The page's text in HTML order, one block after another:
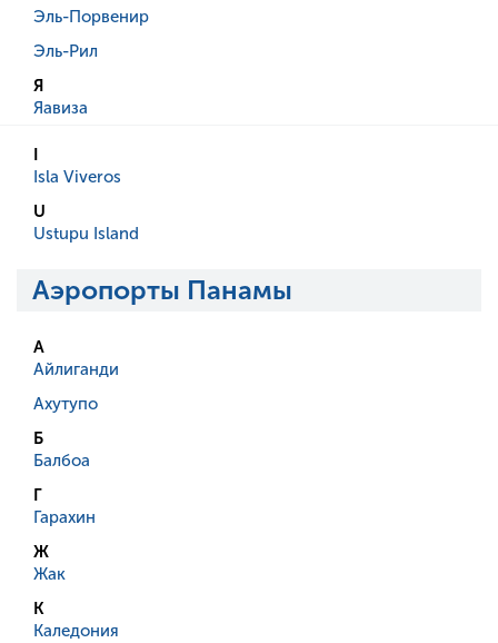
Эль-Порвенир
Эль-Рил
Я
Яавиза
I
Isla Viveros
U
Ustupu Island
Аэропорты Панамы
А
Айлиганди
Ахутупо
Б
Балбоа
Г
Гарахин
Ж
Жак
К
Каледония